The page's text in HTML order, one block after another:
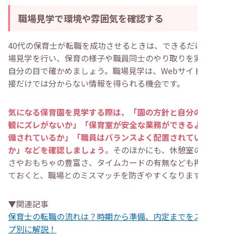
職場見学で環境や雰囲気を確認する
40代の保育士が転職を成功させるときは、できるだけ職
場見学を行い、保育の様子や職員同士のやり取りを実際に
自分の目で確かめましょう。職場見学は、Webサイトや面
接だけでは分からない情報を得られる機会です。
気になる保育園を見学する際は、「園の方針と自分の保育
観にズレがないか」「保育室が安全な業務ができるよう整
備されているか」「職員はバランスよく配置されている
か」などを確認しましょう。そのほかにも、休憩室の快適
さやおもちゃの豊富さ、タイムカードの有無なども押さえ
ておくと、職場とのミスマッチを防ぎやすくなります。
▼関連記事
保育士の転職の流れは？時期から準備、内定までをステッ
プ別に解説！